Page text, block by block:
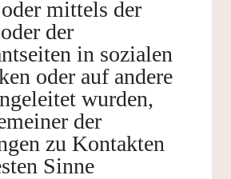
mittels der
der
in sozialen
oder auf andere
wurden,
der
zu Kontakten
Sinne